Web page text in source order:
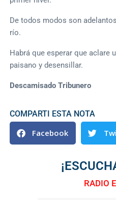
De todos modos son
río.
Habrá que esperar que aclare
paisano y desensillar.
Descamisado Tribunero
COMPARTI ESTA NOTA
Facebook
RADIO